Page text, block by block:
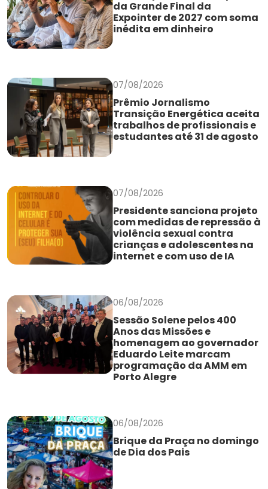
da Grande Final da
Expointer de 2027 com soma
inédita em dinheiro
07/08/2026
Prêmio Jornalismo
Transição Energética aceita
trabalhos de profissionais e
estudantes até 31 de agosto
07/08/2026
Presidente sanciona projeto
com medidas de repressão à
violência sexual contra
crianças e adolescentes na
internet e com uso de IA
06/08/2026
Sessão Solene pelos 400
Anos das Missões e
homenagem ao governador
Eduardo Leite marcam
programação da AMM em
Porto Alegre
06/08/2026
Brique da Praça no domingo
de Dia dos Pais